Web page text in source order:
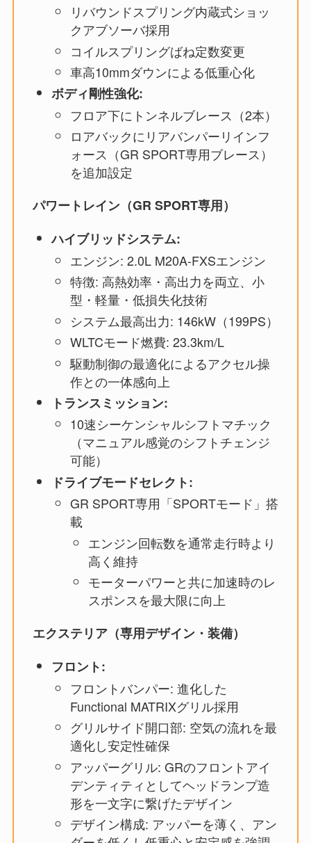
リバウンドスプリング内蔵式ショッ
クアブソーバ採用
コイルスプリングばね定数変更
車高10mmダウンによる低重心化
ボディ剛性強化:
フロア下にトンネルブレース（2本）
ロアバックにリアバンパーリインフ
ォース（GR SPORT専用ブレース）
を追加設定
パワートレイン（GR SPORT専用）
ハイブリッドシステム:
エンジン: 2.0L M20A-FXSエンジン
特徴: 高熱効率・高出力を両立、小
型・軽量・低損失化技術
システム最高出力: 146kW（199PS）
WLTCモード燃費: 23.3km/L
駆動制御の最適化によるアクセル操
作との一体感向上
トランスミッション:
10速シーケンシャルシフトマチック
（マニュアル感覚のシフトチェンジ
可能）
ドライブモードセレクト:
GR SPORT専用「SPORTモード」搭
載
エンジン回転数を通常走行時より
高く維持
モーターパワーと共に加速時のレ
スポンスを最大限に向上
エクステリア（専用デザイン・装備）
フロント:
フロントバンパー: 進化した
Functional MATRIXグリル採用
グリルサイド開口部: 空気の流れを最
適化し安定性確保
アッパーグリル: GRのフロントアイ
デンティティとしてヘッドランプ造
形を一文字に繋げたデザイン
デザイン構成: アッパーを薄く、アン